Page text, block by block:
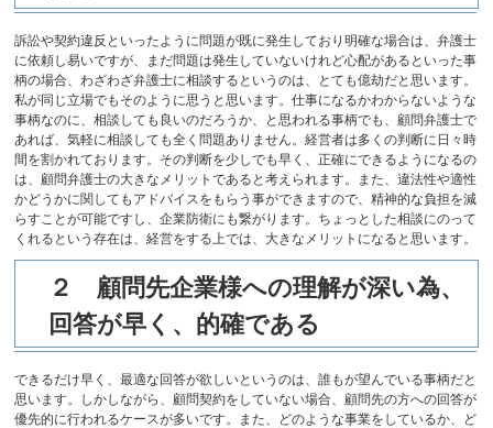
訴訟や契約違反といったように問題が既に発生しており明確な場合は、弁護士
に依頼し易いですが、まだ問題は発生していないけれど心配があるといった事
柄の場合、わざわざ弁護士に相談するというのは、とても億劫だと思います。
私が同じ立場でもそのように思うと思います。仕事になるかわからないような
事柄なのに、相談しても良いのだろうか、と思われる事柄でも、顧問弁護士で
あれば、気軽に相談しても全く問題ありません。経営者は多くの判断に日々時
間を割かれております。その判断を少しでも早く、正確にできるようになるの
は、顧問弁護士の大きなメリットであると考えられます。また、違法性や適性
かどうかに関してもアドバイスをもらう事ができますので、精神的な負担を減
らすことが可能ですし、企業防衛にも繋がります。ちょっとした相談にのって
くれるという存在は、経営をする上では、大きなメリットになると思います。
２ 顧問先企業様への理解が深い為、
回答が早く、的確である
できるだけ早く、最適な回答が欲しいというのは、誰もが望んでいる事柄だと
思います。しかしながら、顧問契約をしていない場合、顧問先の方への回答が
優先的に行われるケースが多いです。また、どのような事業をしているか、ど